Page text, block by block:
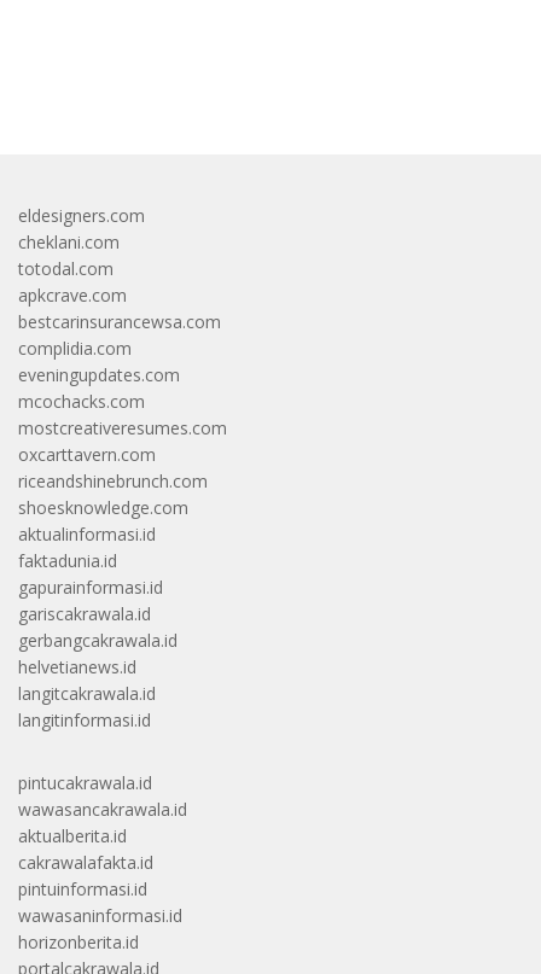
eldesigners.com
cheklani.com
totodal.com
apkcrave.com
bestcarinsurancewsa.com
complidia.com
eveningupdates.com
mcochacks.com
mostcreativeresumes.com
oxcarttavern.com
riceandshinebrunch.com
shoesknowledge.com
aktualinformasi.id
faktadunia.id
gapurainformasi.id
gariscakrawala.id
gerbangcakrawala.id
helvetianews.id
langitcakrawala.id
langitinformasi.id
pintucakrawala.id
wawasancakrawala.id
aktualberita.id
cakrawalafakta.id
pintuinformasi.id
wawasaninformasi.id
horizonberita.id
portalcakrawala.id